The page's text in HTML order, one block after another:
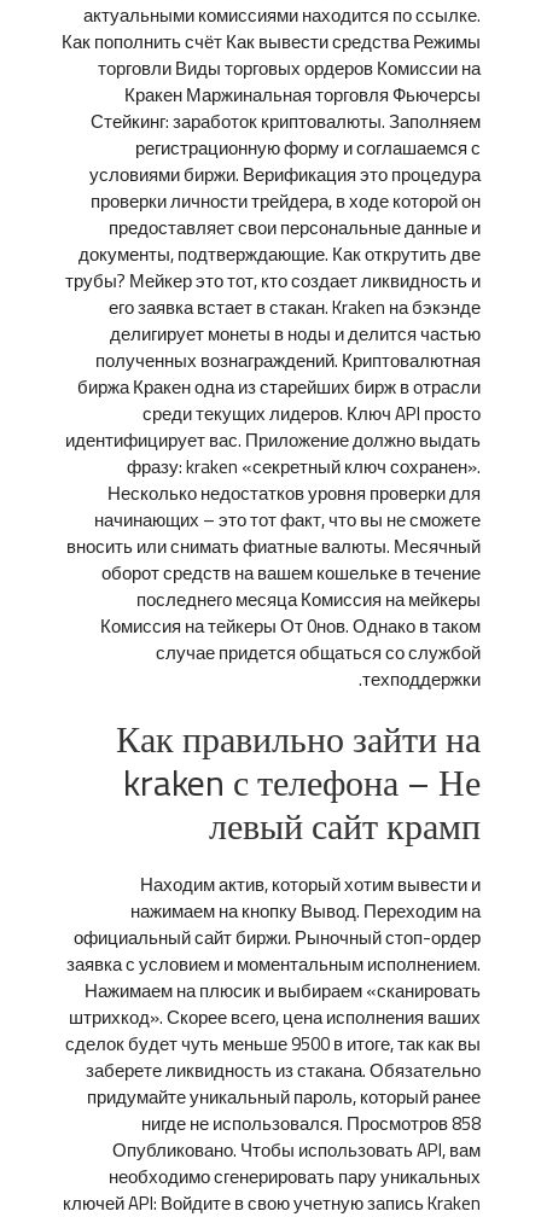
актуальными комиссиями находится по ссылке.
Как пополнить счёт Как вывести средства Режимы
торговли Виды торговых ордеров Комиссии на
Кракен Маржинальная торговля Фьючерсы
Стейкинг: заработок криптовалюты. Заполняем
регистрационную форму и соглашаемся с
условиями биржи. Верификация это процедура
проверки личности трейдера, в ходе которой он
предоставляет свои персональные данные и
документы, подтверждающие. Как открутить две
трубы? Мейкер это тот, кто создает ликвидность и
его заявка встает в стакан. Kraken на бэкэнде
делигирует монеты в ноды и делится частью
полученных вознаграждений. Криптовалютная
биржа Кракен одна из старейших бирж в отрасли
среди текущих лидеров. Ключ API просто
идентифицирует вас. Приложение должно выдать
фразу: kraken «секретный ключ сохранен».
Несколько недостатков уровня проверки для
начинающих – это тот факт, что вы не сможете
вносить или снимать фиатные валюты. Месячный
оборот средств на вашем кошельке в течение
последнего месяца Комиссия на мейкеры
Комиссия на тейкеры От 0нов. Однако в таком
случае придется общаться со службой
техподдержки.
Как правильно зайти на
kraken с телефона – Не
левый сайт крамп
Находим актив, который хотим вывести и
нажимаем на кнопку Вывод. Переходим на
официальный сайт биржи. Рыночный стоп-ордер
заявка с условием и моментальным исполнением.
Нажимаем на плюсик и выбираем «сканировать
штрихкод». Скорее всего, цена исполнения ваших
сделок будет чуть меньше 9500 в итоге, так как вы
заберете ликвидность из стакана. Обязательно
придумайте уникальный пароль, который ранее
нигде не использовался. Просмотров 858
Опубликовано. Чтобы использовать API, вам
необходимо сгенерировать пару уникальных
ключей API: Войдите в свою учетную запись Kraken